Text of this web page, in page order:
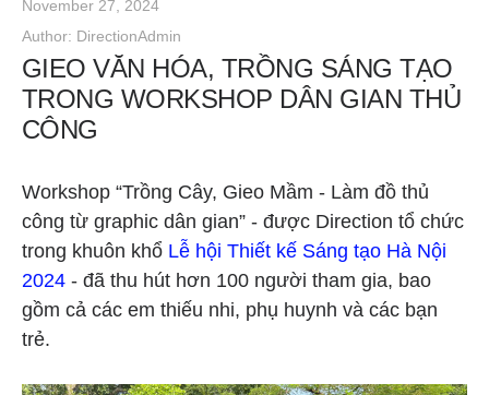
November 27, 2024
Author: DirectionAdmin
GIEO VĂN HÓA, TRỒNG SÁNG TẠO
TRONG WORKSHOP DÂN GIAN THỦ
CÔNG
Workshop “Trồng Cây, Gieo Mầm - Làm đồ thủ
công từ graphic dân gian” - được Direction tổ chức
trong khuôn khổ Lễ hội Thiết kế Sáng tạo Hà Nội
2024- đã thu hút hơn 100 người tham gia, bao
gồm cả các em thiếu nhi, phụ huynh và các bạn
trẻ.